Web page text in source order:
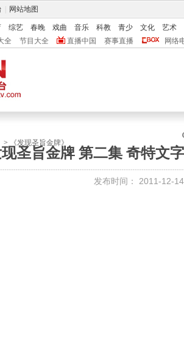
网站地图
综艺 春晚 戏曲 音乐 科教 青少 文化
艺术
全 节目大全 直播中国 赛事直播 网络
> 《发现圣旨金牌》
圣旨金牌 第二集 奇特文
发布时间： 2011-12-